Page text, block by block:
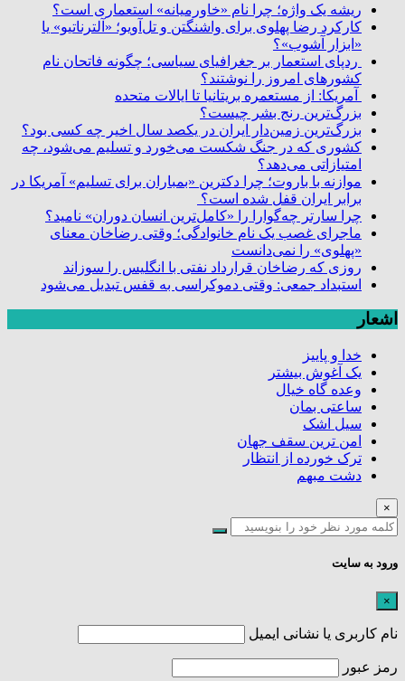
ریشه یک واژه؛ چرا نام «خاورمیانه» استعماری است؟
کارکرد رضا پهلوی برای واشنگتن و تل‌آویو؛ «آلترناتیو» یا
«ابزار آشوب»؟
ردپای استعمار بر جغرافیای سیاسی؛ چگونه فاتحان نام
کشورهای امروز را نوشتند؟
آمریکا: از مستعمره بریتانیا تا ایالات متحده
بزرگ‌ترین رنج بشر چیست؟
بزرگ‌ترین زمین‌دار ایران در یکصد سال اخیر چه کسی بود؟
کشوری که در جنگ شکست می‌خورد و تسلیم می‌شود، چه
امتیازاتی می‌دهد؟
موازنه با باروت؛ چرا دکترین «بمباران برای تسلیم» آمریکا در
برابر ایران قفل شده است؟
چرا سارتر چه‌گوارا را «کامل‌ترین انسان دوران» نامید؟
ماجرای غصب یک نام خانوادگی؛ وقتی رضاخان معنای
«پهلوی» را نمی‌دانست
روزی که رضاخان قرارداد نفتی با انگلیس را سوزاند
استبداد جمعی: وقتی دموکراسی به قفس تبدیل می‌شود
اشعار
خدا و پاییز
یک آغوش بیشتر
وعده گاه خیال
ساعتی بمان
سیل اشک
امن ترین سقف جهان
ترک خورده از انتظار
دشت مبهم
×
ورود به سایت
×
نام کاربری یا نشانی ایمیل
رمز عبور